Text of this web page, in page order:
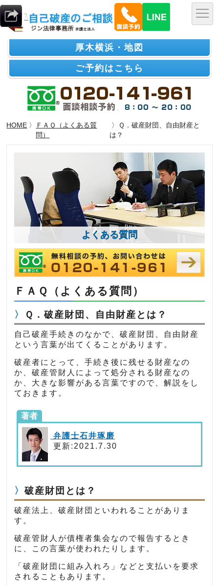
厚木横浜・地図
ご予約はこちら
HOME 〉
ＦＡＱ（よくある質
問）
〉Ｑ．破産財団、自由財産と
は？
よくある質問
ＦＡＱ（よくある質問）
Ｑ．破産財団、自由財産とは？
自己破産手続きのなかで、破産財団、自由財産
という言葉が出てくることがあります。
破産者にとって、手続き後に残せる財産なの
か、破産管財人によって処分される財産なの
か、大きな影響がある言葉ですので、解説をし
ておきます。
著者
弁護士石井琢磨
更新:2021.7.30
破産財団とは？
破産法上、破産財団といわれることがありま
す。
破産管財人が債権者集会なので報告するとき
に、この言葉が使われたりします。
「破産財団に組み入れろ」などと支払いを要求
されることもあります。